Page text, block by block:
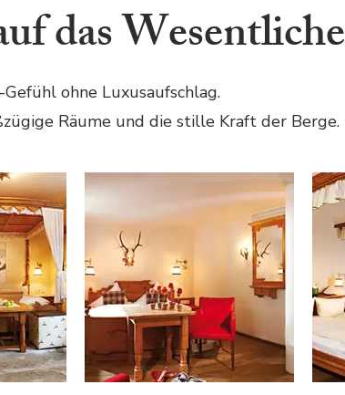
das Wesentliche
ohne Luxusaufschlag.
Räume und die stille Kraft der Berge.